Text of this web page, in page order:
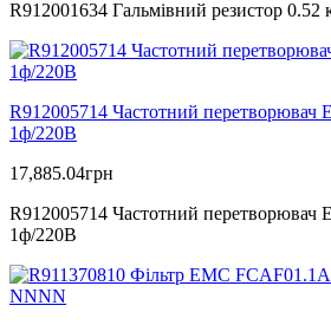
R912001634 Гальмівний резистор
R912005714 Частотний перетворювач
1ф/220В
17,885.04грн
R912005714 Частотний перетворювач
1ф/220В